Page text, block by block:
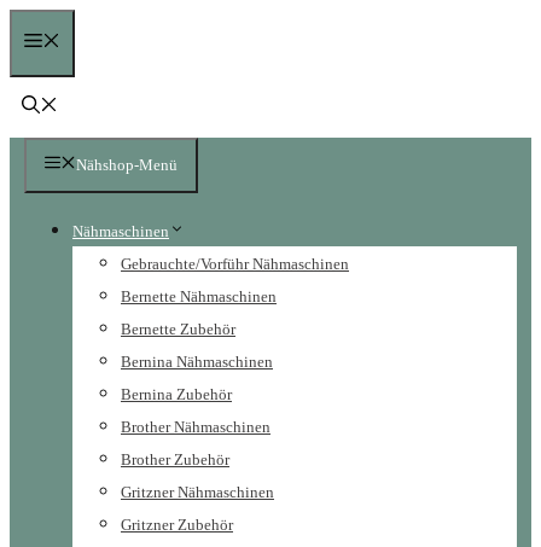
springen
Nähshop-Menü
Nähmaschinen
Gebrauchte/Vorführ Nähmaschinen
Bernette Nähmaschinen
Bernette Zubehör
Bernina Nähmaschinen
Bernina Zubehör
Brother Nähmaschinen
Brother Zubehör
Gritzner Nähmaschinen
Gritzner Zubehör